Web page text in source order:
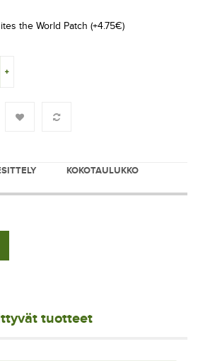
the World Patch (+4.75€)
KOKOTAULUKKO
tuotteet